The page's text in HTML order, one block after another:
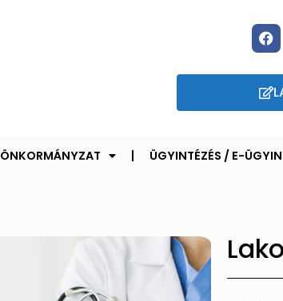
ÖNKORMÁNYZAT ÜGYINTÉZÉS / E-